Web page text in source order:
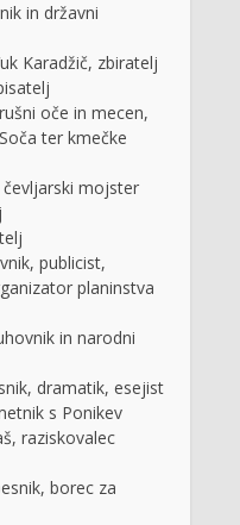
in državni
Karadžič, zbiratelj
oče in mecen,
ter kmečke
mojster
publicist,
planinstva
in narodni
dramatik, esejist
s Ponikev
raziskovalec
borec za